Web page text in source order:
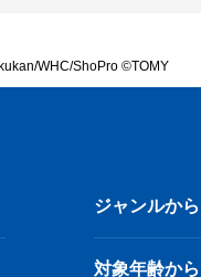
WHC/ShoPro ©TOMY
ジャンルか
対象年齢か